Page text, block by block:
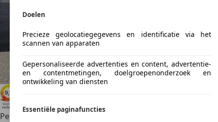
Peugeot Expert Bestel 2.0 BlueHDI 120pk L3|EURO6|2
Doelen
Precieze geolocatiegegevens en identificatie via het
scannen van apparaten
Gepersonaliseerde advertenties en content, advertentie-
en contentmetingen, doelgroepenonderzoek en
ontwikkeling van diensten
Essentiële paginafuncties